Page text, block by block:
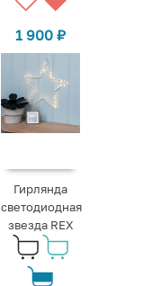
1 900₽
Гирлянда
светодиодная
звезда REX